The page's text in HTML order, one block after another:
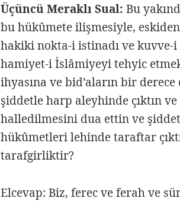
Üçüncü Meraklı Sual: Bu
bu hükûmete ilişmesiyle,
hakiki nokta-i istinadı ve kuvve-
hamiyet-i İslâmiyeyi tehyic
ihyasına ve bid’aların bir
şiddetle harp aleyhinde çıktın
halledilmesini dua ettin ve
hükûmetleri lehinde taraftar
tarafgirliktir?
Elcevap: Biz, ferec ve ferah ve